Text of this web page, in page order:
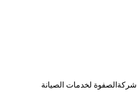
شركةالصفوة لخدمات الصيانة